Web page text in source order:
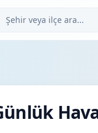
veya ilçe ara